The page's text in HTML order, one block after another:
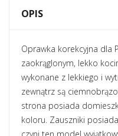
OPIS
Oprawka korekcyjna dla
zaokrąglonym, lekko
wykonane z lekkiego i
zewnątrz są
strona posiada
koloru. Zauszniki